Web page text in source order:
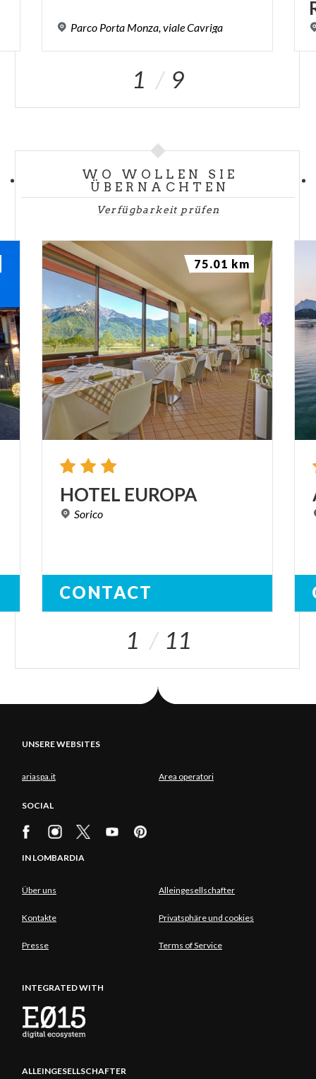
Parco Porta Monza, vialeCavriga
1 9
WO WOLLEN SIE
ÜBERNACHTEN
Verfügbarkeit prüfen
HOTEL EUROPA
Sorico
CONTACT
75.01 km
1 11
UNSERE WEBSITES
ariaspa.it Area operatori
SOCIAL
IN LOMBARDIA
Über uns Alleingesellschafter
Kontakte Privatsphäre und cookies
Presse Terms of Service
INTEGRATED WITH
ALLEINGESELLSCHAFTER